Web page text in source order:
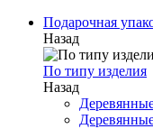
Подарочная
Назад
По типу изделия
Назад